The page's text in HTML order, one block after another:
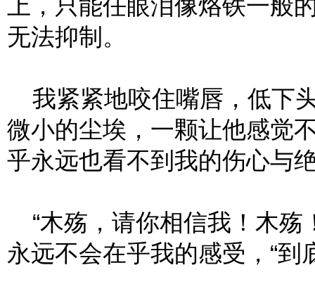
上，只能任眼泪像烙铁一般
无法抑制。
我紧紧地咬住嘴唇，低下
微小的尘埃，一颗让他感觉
乎永远也看不到我的伤心与
“木殇，请你相信我！木殇
永远不会在乎我的感受，“到